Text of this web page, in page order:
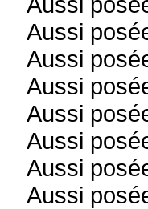
Aussi
Aussi
Aussi
Aussi
Aussi
Aussi
Aussi